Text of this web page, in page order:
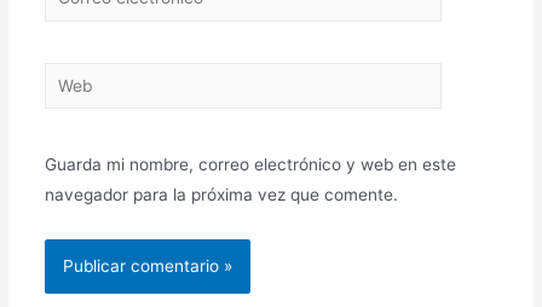
Guarda mi nombre, correo electrónico y web en este
navegador para la próxima vez que comente.